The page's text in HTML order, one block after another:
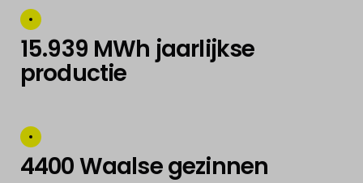
15.939 MWh jaarlijkse
productie
4400 Waalse gezinnen